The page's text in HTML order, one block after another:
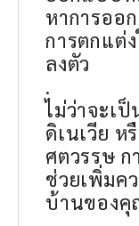
หาการออ
การตกแต่
ลงตัว
.
ไม่ว่าจะเ
ดิเนเวีย ห
ศตวรรษ
ช่วยเพิ่มค
บ้านของคุ